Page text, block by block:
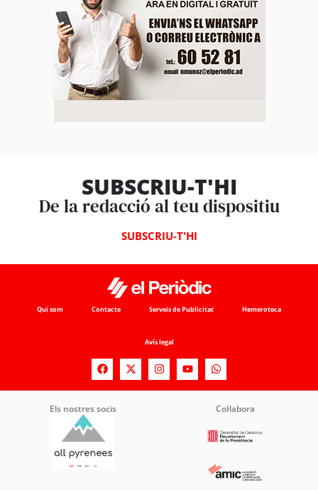
SUBSCRIU-T'HI
De la redacció al teu dispositiu
SUBSCRIU-T'HI
Qui som Contacte Serveis de Publicitat Hemeroteca
Avís legal
Els nostres socis Col·labora